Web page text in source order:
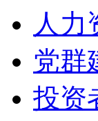
人力
党群
投资